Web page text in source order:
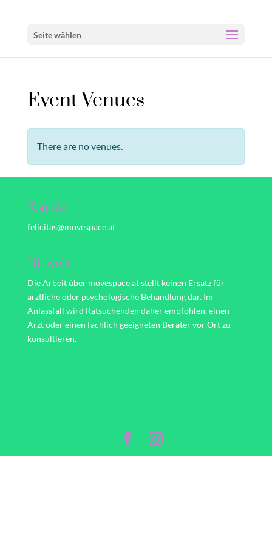
Seite wählen
Event Venues
There are no venues.
Kontakt
felicitas@movespace.at
Hinweis
Die Arbeit über movespace.at stellt keinen Ersatz für
ärztliche oder psychologische Behandlung dar. Im
Anlassfall wird Ratsuchenden daher empfohlen, einen
Arzt oder einen fachlich geeigneten Berater vor Ort zu
konsultieren.